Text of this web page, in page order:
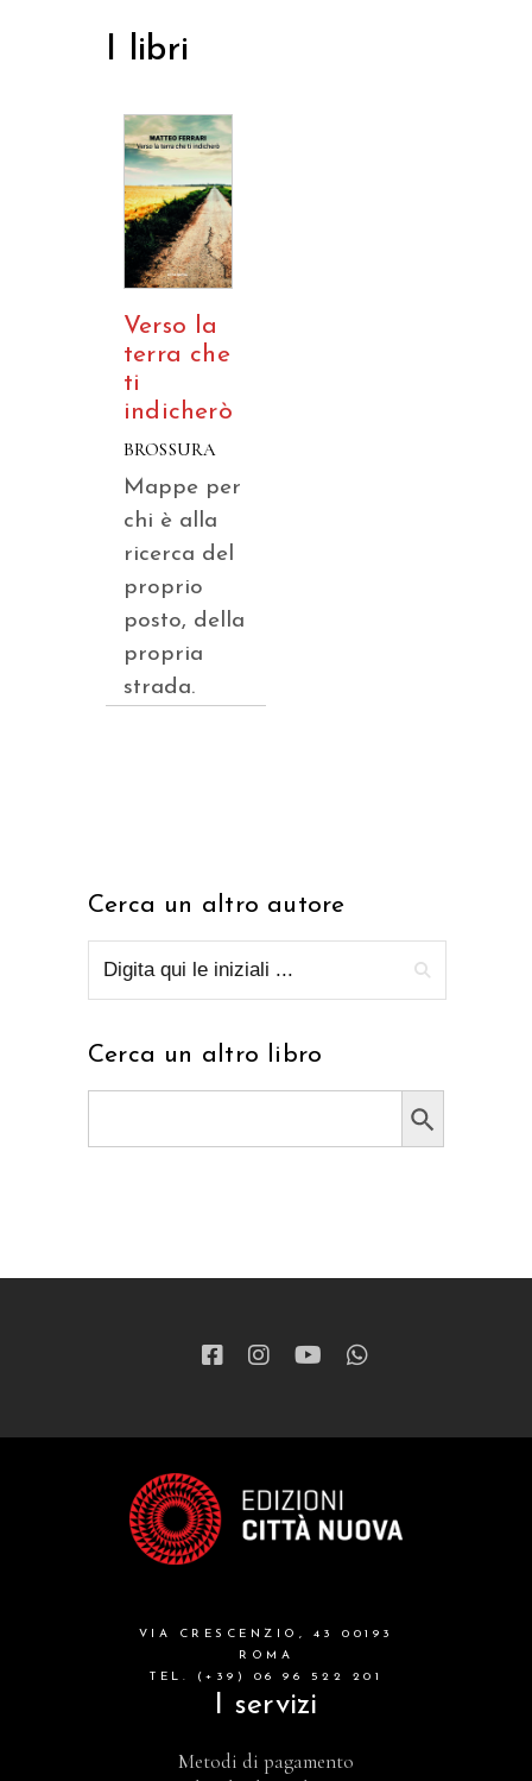
I libri
Verso la
terra che
ti
indicherò
BROSSURA
Mappe per
chi è alla
ricerca del
proprio
posto, della
propria
strada.
Cerca un altro autore
Cerca un altro libro
Search Button
VIA CRESCENZIO, 43 00193
ROMA
TEL. (+39) 06 96 522 201
I servizi
Metodi di pagamento